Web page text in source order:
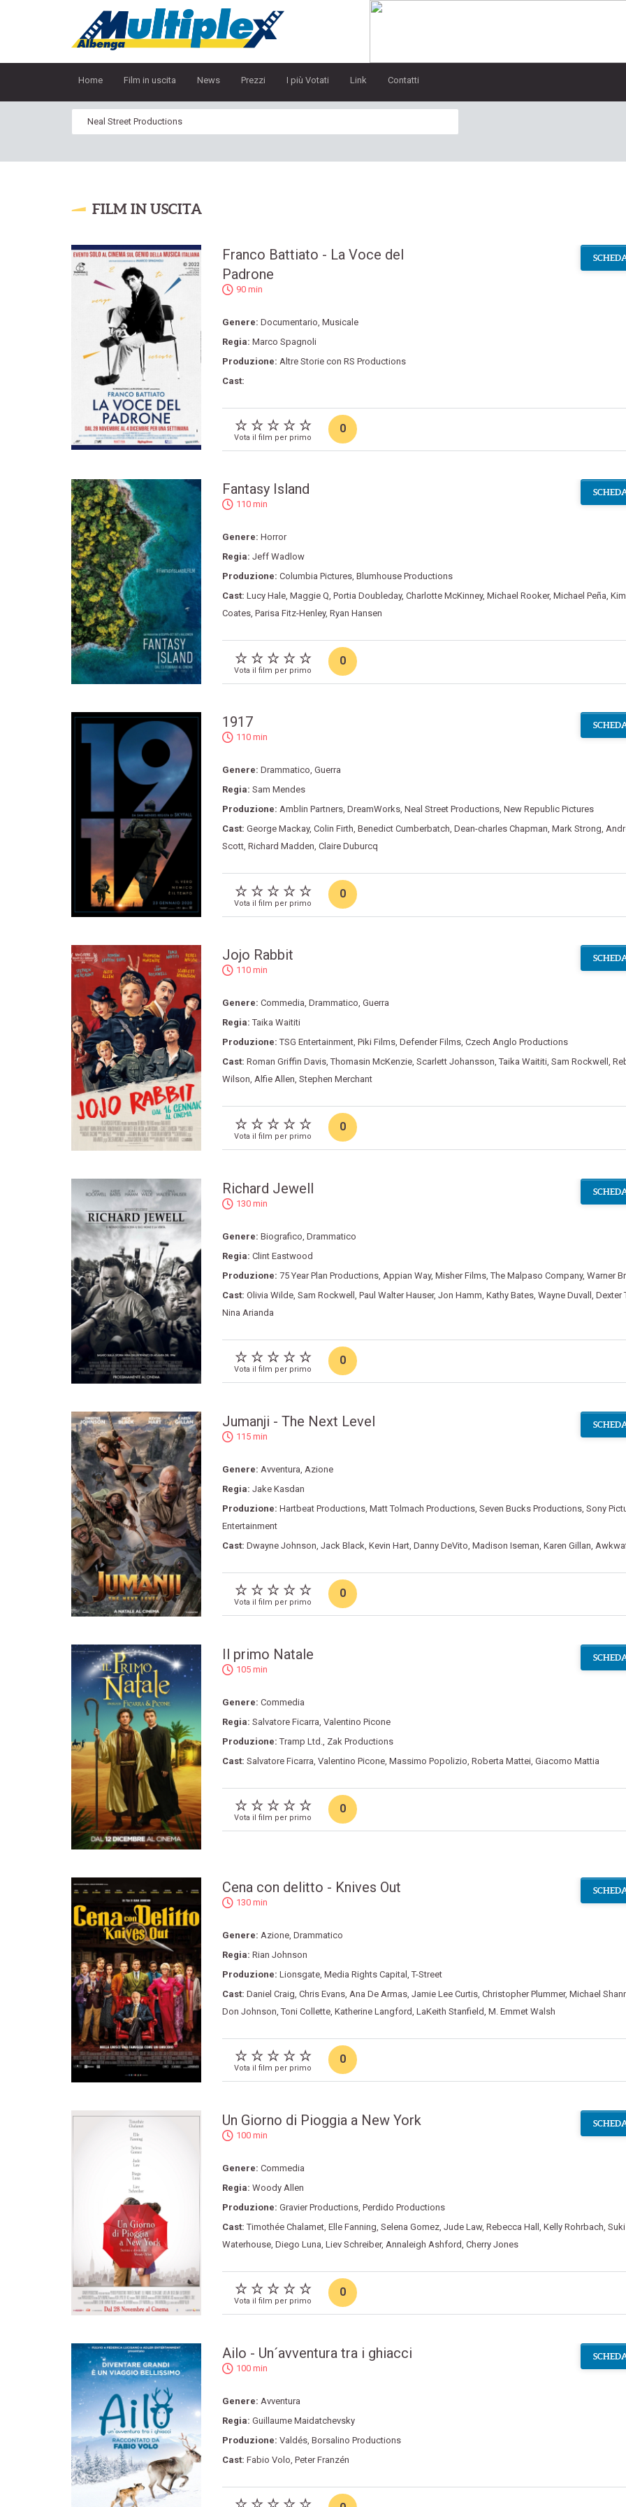
Home Film in uscita News Prezzi I più Votati Link Contatti
FILM IN USCITA
Franco Battiato - La Voce del
Padrone
90 min
Genere: Documentario, Musicale
Regia: Marco Spagnoli
Produzione: Altre Storie con RS Productions
Cast:
Vota il film per primo
0
Fantasy Island
110 min
Genere: Horror
Regia: Jeff Wadlow
Produzione: Columbia Pictures, Blumhouse Productions
Cast: Lucy Hale, Maggie Q, Portia Doubleday, Charlotte McKinney, Michael Rooker, Michael Peña, Kim
Coates, Parisa Fitz-Henley, Ryan Hansen
Vota il film per primo
0
1917
110 min
Genere: Drammatico, Guerra
Regia: Sam Mendes
Produzione: Amblin Partners, DreamWorks, Neal Street Productions, New Republic Pictures
Cast: George Mackay, Colin Firth, Benedict Cumberbatch, Dean-charles Chapman, Mark Strong,
Scott, Richard Madden, Claire Duburcq
Vota il film per primo
0
Jojo Rabbit
110 min
Genere: Commedia, Drammatico, Guerra
Regia:Taika Waititi
Produzione:TSG Entertainment, Piki Films, Defender Films, Czech Anglo Productions
Cast: Roman Griffin Davis,Thomasin McKenzie, Scarlett Johansson,Taika Waititi, Sam Rockwell ,
Wilson, Alfie Allen, Stephen Merchant
Vota il film per primo
0
Richard Jewell
130 min
Genere: Biografico Drammatico
Regia: Clint Eastwood
Produzione: 75 Year Plan Productions, Appian Way, Misher Films,The Malpaso Company, Warner
Cast: Olivia Wilde, Sam Rockwell Paul Walter Hauser, Jon Hamm Kathy Bates, Wayne Duvall Dexter
Nina Arianda
Vota il film per primo
0
Jumanji - The Next Level
115 min
Genere: Avventura Azione
Regia: Jake Kasdan
Produzione: Hartbeat Productions, Matt Tolmach Productions, Seven Bucks Productions, Sony
Entertainment
Cast: Dwayne Johnson Jack Black Kevin Hart, Danny DeVito Madison Iseman Karen Gillan
Vota il film per primo
0
Il primo Natale
105 min
Genere: Commedia
Regia: Salvatore Ficarra Valentino Picone
Produzione:Tramp Ltd.
Zak Productions
Cast: Salvatore Ficarra Valentino Picone, Massimo Popolizio Roberta Mattei, Giacomo Mattia
Vota il film per primo
0
Cena con delitto - Knives Out
130 min
Genere: Azione, Drammatico
Regia: Rian Johnson
Produzione: Lionsgate, Media Rights Capital ,T-Street
Cast: Daniel Craig Chris Evans, Ana De Armas, Jamie Lee Curtis, Christopher Plummer, Michael
Don Johnson ,Toni Collette, Katherine Langford LaKeith Stanfield M. Emmet Walsh
Vota il film per primo
0
Un Giorno di Pioggia a New York
100 min
Genere: Commedia
Regia: Woody Allen
Produzione: Gravier Productions, Perdido Productions
Cast:Timothée Chalamet, Elle Fanning Selena Gomez, Jude Law, Rebecca Hall Kelly Rohrbach Suki
Waterhouse, Diego Luna Liev Schreiber, Annaleigh Ashford Cherry Jones
Vota il film per primo
0
Ailo - Un´avventura tra i ghiacci
100 min
Genere: Avventura
Regia: Guillaume Maidatchevsky
Produzione: Valdés, Borsalino Productions
Cast: Fabio Volo Peter Franzén